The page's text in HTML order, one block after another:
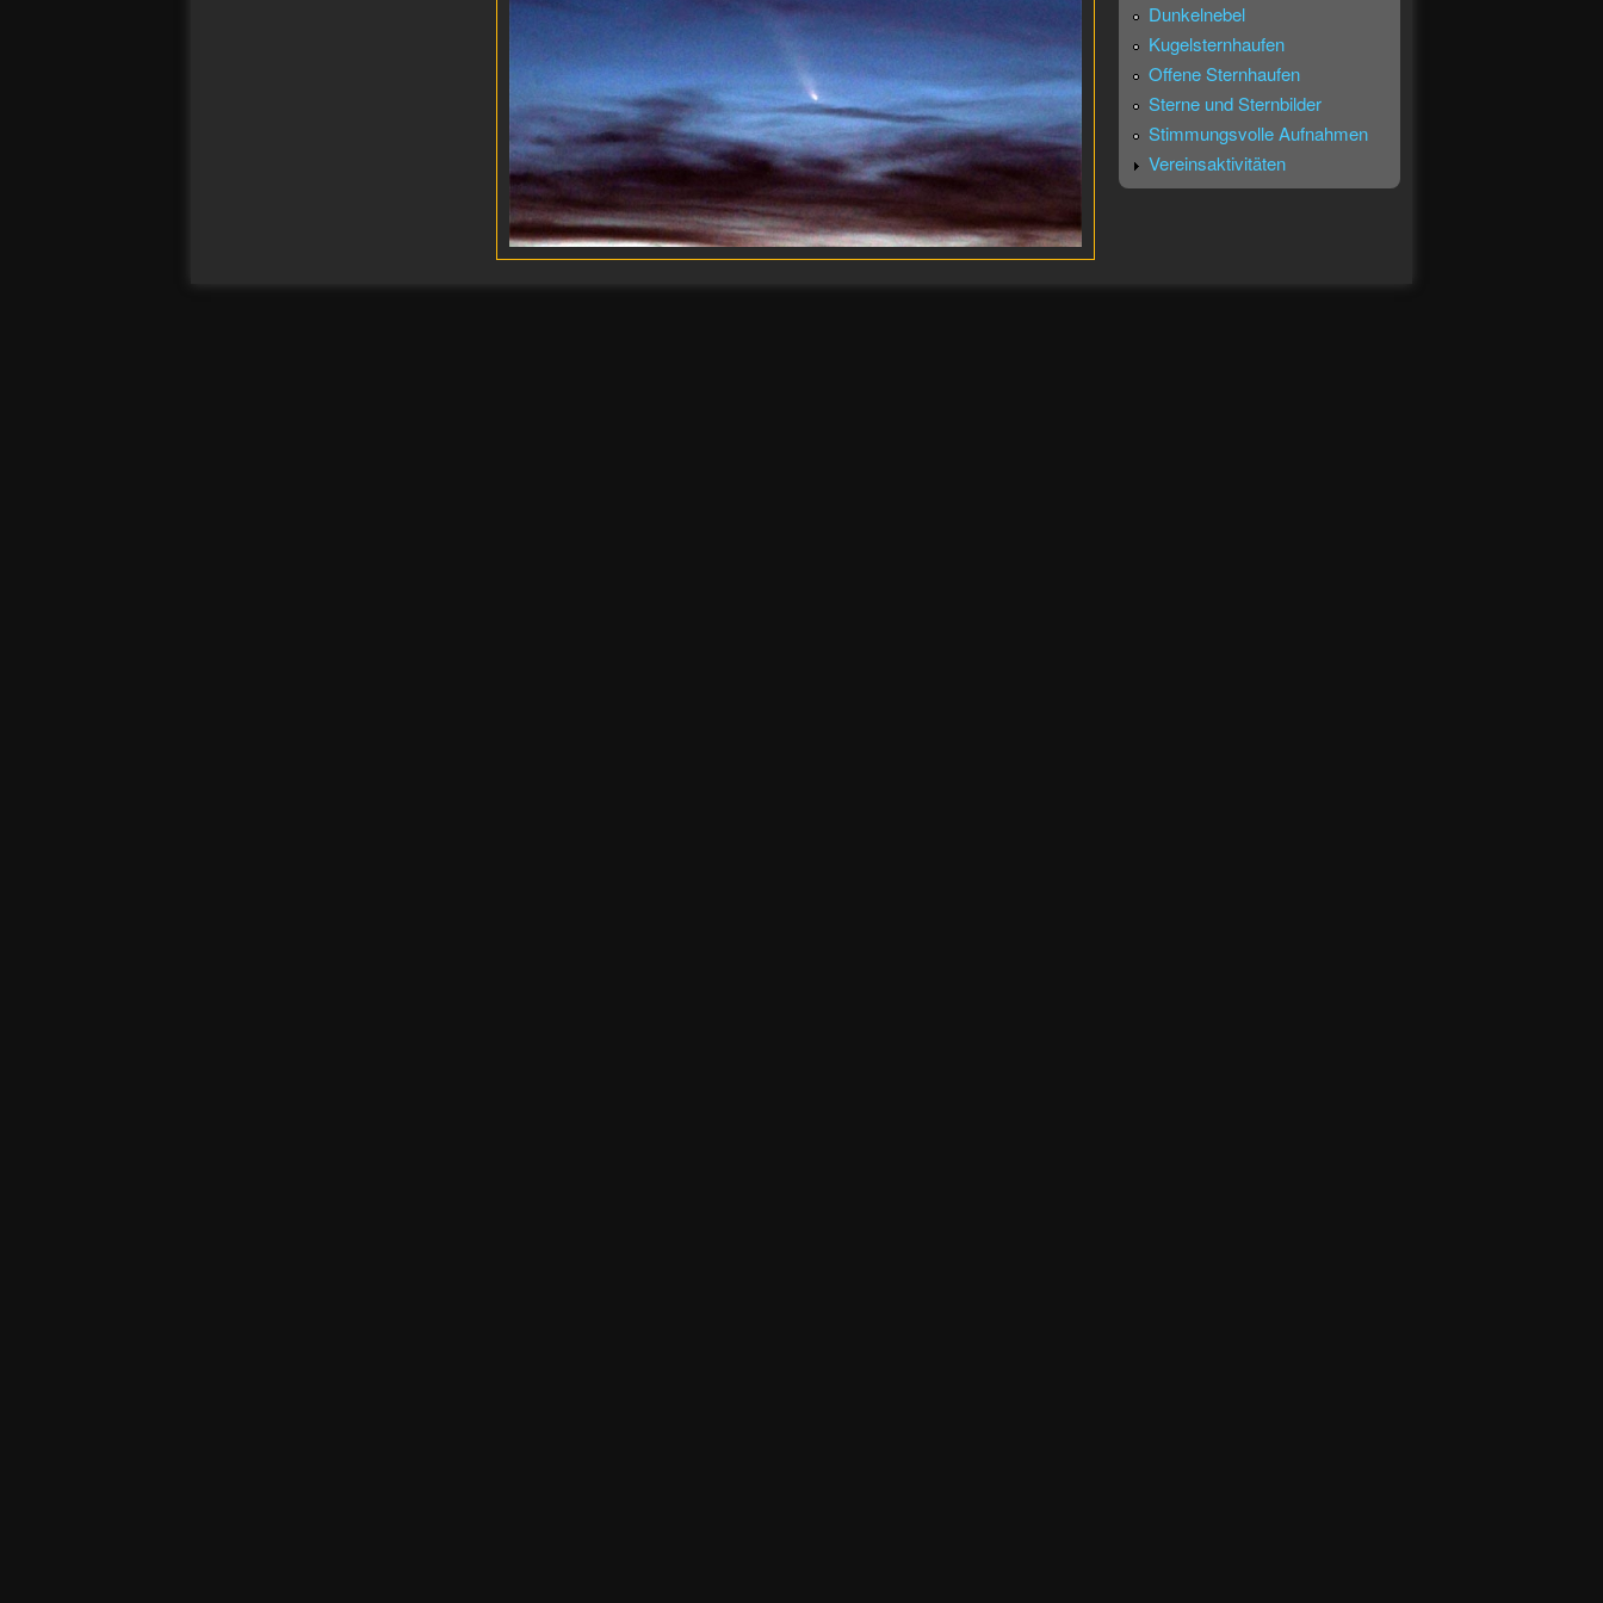
Dunkelnebel
Kugelsternhaufen
Offene Sternhaufen
Sterne und Sternbilder
Stimmungsvolle Aufnahmen
Vereinsaktivitäten